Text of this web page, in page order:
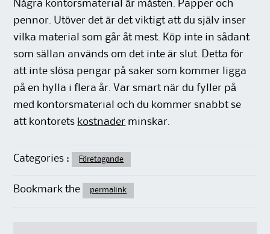
Några kontorsmaterial är måsten. Papper och
pennor. Utöver det är det viktigt att du själv inser
vilka material som går åt mest. Köp inte in sådant
som sällan används om det inte är slut. Detta för
att inte slösa pengar på saker som kommer ligga
på en hylla i flera år. Var smart när du fyller på
med kontorsmaterial och du kommer snabbt se
att kontorets kostnader minskar.
Categories : Företagande
Bookmark the permalink